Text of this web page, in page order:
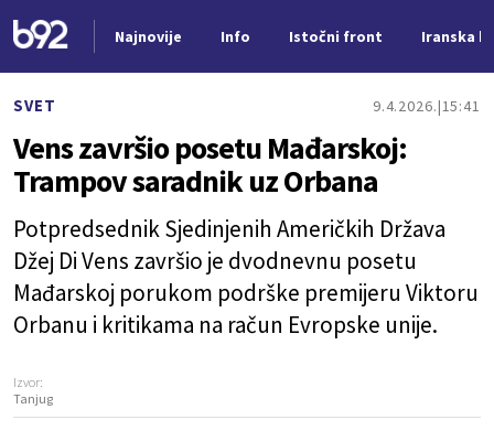
Najnovije Info Istočni front Iranska
SVET 9.4.2026. 15:41
Vens završio posetu Mađarskoj:
Trampov saradnik uz Orbana
Potpredsednik Sjedinjenih Američkih Država
Džej Di Vens završio je dvodnevnu posetu
Mađarskoj porukom podrške premijeru Viktoru
Orbanu i kritikama na račun Evropske unije.
Izvor:
Tanjug